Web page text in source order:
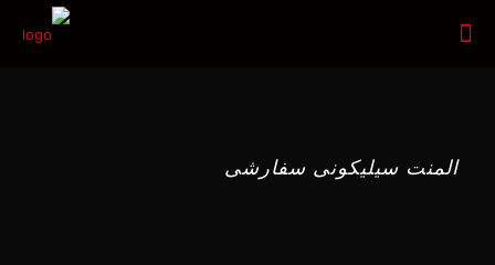
المنت سیلیکونی سفارشی